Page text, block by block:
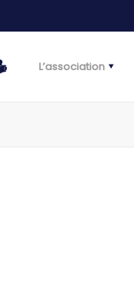
L’association